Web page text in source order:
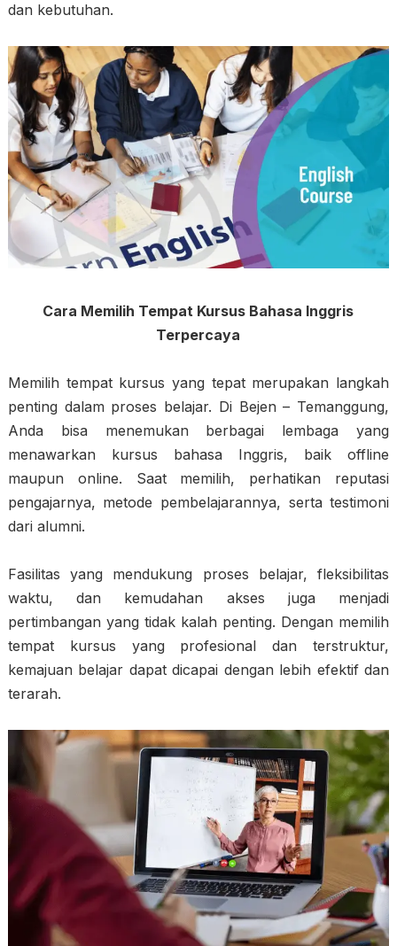
dan kebutuhan.
Cara Memilih Tempat Kursus Bahasa Inggris
Terpercaya
Memilih tempat kursus yang tepat merupakan langkah
penting dalam proses belajar. Di Bejen – Temanggung,
Anda bisa menemukan berbagai lembaga yang
menawarkan kursus bahasa Inggris, baik offline
maupun online. Saat memilih, perhatikan reputasi
pengajarnya, metode pembelajarannya, serta testimoni
dari alumni.
Fasilitas yang mendukung proses belajar, fleksibilitas
waktu, dan kemudahan akses juga menjadi
pertimbangan yang tidak kalah penting. Dengan memilih
tempat kursus yang profesional dan terstruktur,
kemajuan belajar dapat dicapai dengan lebih efektif dan
terarah.